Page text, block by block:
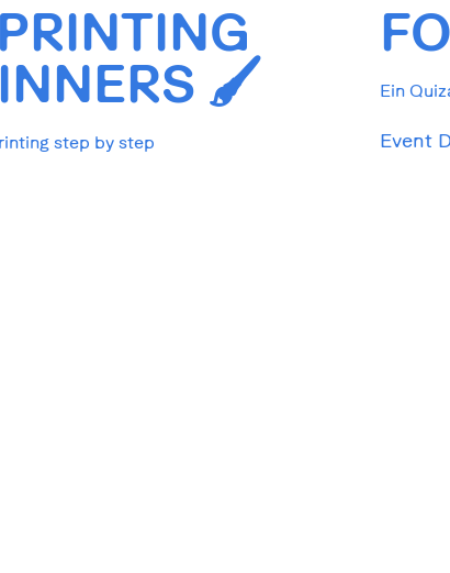
🖌️
step by step
Ein
Event